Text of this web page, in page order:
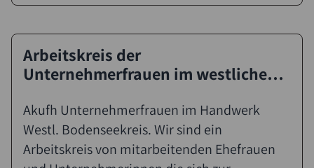
Arbeitskreis der
Unternehmerfrauen im westlichen
Akufh Unternehmerfrauen im Handwerk
Westl. Bodenseekreis. Wir sind ein
Arbeitskreis von mitarbeitenden Ehefrauen